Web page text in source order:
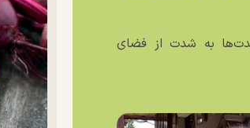
به شدت از فضای